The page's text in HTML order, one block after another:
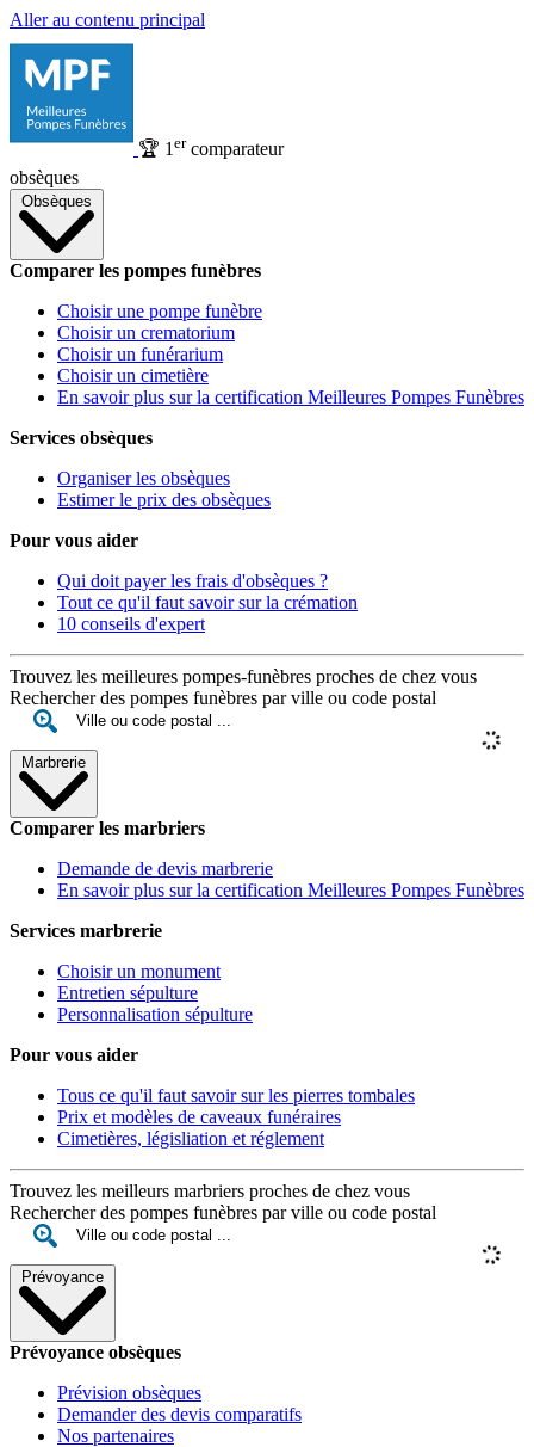
Aller au contenu principal
🏆 1 ercomparateur
obsèques
Obsèques
Comparer les pompes funèbres
Choisir une pompe funèbre
Choisir un crematorium
Choisir un funérarium
Choisir un cimetière
En savoir plus sur la certification Meilleures Pompes Funèbres
Services obsèques
Organiser les obsèques
Estimer le prix des obsèques
Pour vous aider
Qui doit payer les frais d'obsèques ?
Tout ce qu'il faut savoir sur la crémation
10 conseils d'expert
Trouvez les meilleures pompes-funèbres proches de chez vous
Rechercher des pompes funèbres par ville ou code postal
Marbrerie
Comparer les marbriers
Demande de devis marbrerie
En savoir plus sur la certification Meilleures Pompes Funèbres
Services marbrerie
Choisir un monument
Entretien sépulture
Personnalisation sépulture
Pour vous aider
Tous ce qu'il faut savoir sur les pierres tombales
Prix et modèles de caveaux funéraires
Cimetières, législiation et réglement
Trouvez les meilleurs marbriers proches de chez vous
Rechercher des pompes funèbres par ville ou code postal
Prévoyance
Prévoyance obsèques
Prévision obsèques
Demander des devis comparatifs
Nos partenaires